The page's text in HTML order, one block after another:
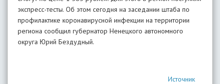
экспресс-тесты. Об этом сегодня на заседании штаба по
профилактике коронавирусной инфекции на территории
региона сообщил губернатор Ненецкого автономного
округа Юрий Бездудный.
Источник